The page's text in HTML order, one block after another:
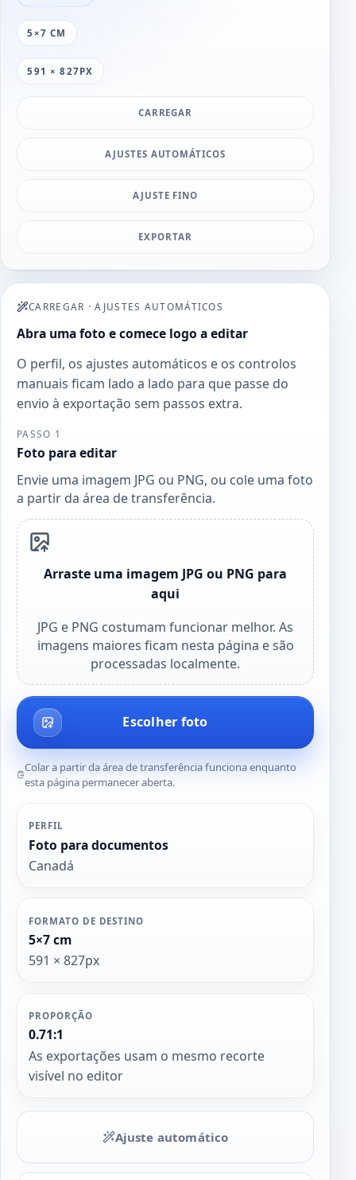
5×7 CM
591 × 827PX
CARREGAR
AJUSTES AUTOMÁTICOS
AJUSTE FINO
EXPORTAR
CARREGAR ·AJUSTES AUTOMÁTICOS
Abra uma foto e comece logo a editar
O perfil, os ajustes automáticos e os controlos
manuais ficam lado a lado para que passe do
envio à exportação sem passos extra.
PASSO 1
Foto para editar
Envie uma imagem JPG ou PNG, ou cole uma foto
a partir da área de transferência.
Arraste uma imagem JPG ou PNG para
aqui
JPG e PNG costumam funcionar melhor. As
imagens maiores ficam nesta página e são
processadas localmente.
Escolher foto
Colar a partir da área de transferência funciona enquanto
esta página permanecer aberta.
PERFIL
Foto para documentos
Canadá
FORMATO DE DESTINO
5×7 cm
591 × 827px
PROPORÇÃO
0.71:1
As exportações usam o mesmo recorte
visível no editor
Ajuste automático